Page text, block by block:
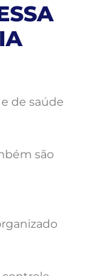
de saúde
são